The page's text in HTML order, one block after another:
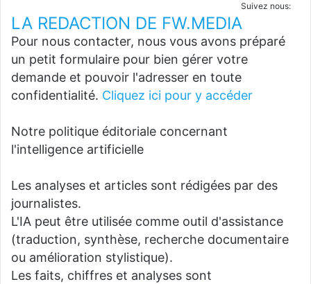
Suivez nous:
LA REDACTION DE FW.MEDIA
Pour nous contacter, nous vous avons préparé
un petit formulaire pour bien gérer votre
demande et pouvoir l'adresser en toute
confidentialité. Cliquez ici pour y accéder
Notre politique éditoriale concernant
l'intelligence artificielle
Les analyses et articles sont rédigées par des
journalistes.
L'IA peut être utilisée comme outil d'assistance
(traduction, synthèse, recherche documentaire
ou amélioration stylistique).
Les faits, chiffres et analyses sont